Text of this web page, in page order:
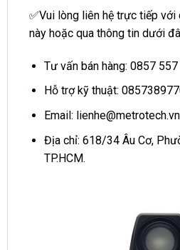
✅Vui lòng liên hệ trực tiếp
này hoặc qua thông tin dưới
Tư vấn bán hàng: 0857
Hỗ trợ kỹ thuật:
Email: lienhe@metrotech.vn
Địa chỉ: 618/34 Âu Cơ,
TP.HCM.